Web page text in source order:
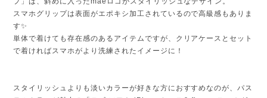
スマホグリップは表面がエポキシ加工されているので高級感もありま
す✨
単体で着けても存在感のあるアイテムですが、クリアケースとセット
で着ければスマホがより洗練されたイメージに！
スタイリッシュよりも淡いカラーが好きな方におすすめなのが、パス